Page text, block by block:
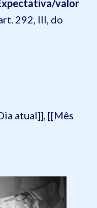
valor
292, III, do
atual]], [[Mês